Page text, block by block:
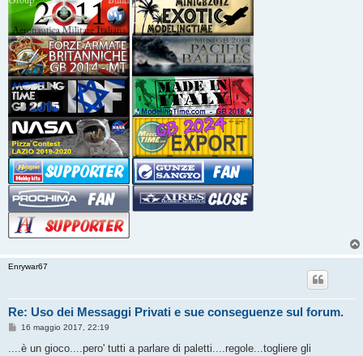
Enrywar67
Re: Uso dei Messaggi Privati e sue conseguenze sul forum.
M
s
16 maggio 2017, 22:19
....è un gioco....pero' tutti a parlare di paletti....regole...togliere gli